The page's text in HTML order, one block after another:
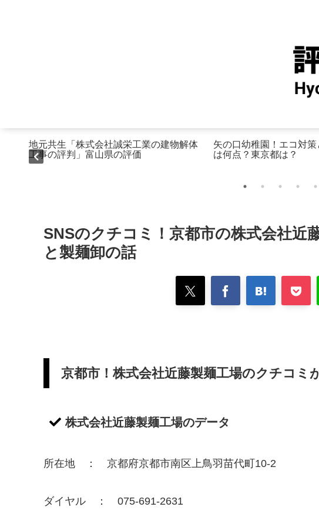
地元共生「株式会社誠栄工業の建物解体
工事の評判」富山県の評価
矢の口幼稚園！エコ対策
は何点？東京都は？
SNSのクチコミ！京都市の株式会社近
と製麺卸の話
京都市！株式会社近藤製麺工場のクチコミ
株式会社近藤製麺工場のデータ
所在地 ： 京都府京都市南区上鳥羽苗代町10-2
ダイヤル ： 075-691-2631